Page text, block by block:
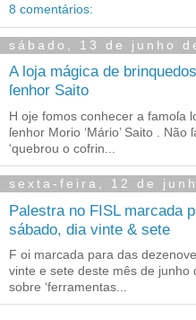
8 comentários:
sábado, 13 de junho
A loja mágica de
ſenhor Saito
H oje fomos conhecer a famoſa
ſenhor Morio ‘Mário’ Saito .
‘quebrou o cofrin...
sexta-feira, 12 de
Palestra no FISL marcada
sábado, dia vinte & sete
F oi marcada para das
vinte e sete deste mês de junho
sobre ‘ferramentas...